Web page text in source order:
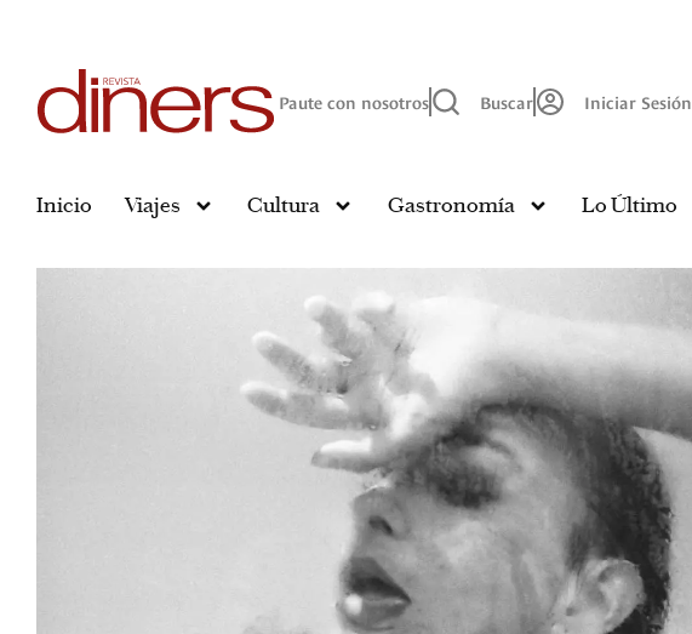
Paute con nosotros Buscar Iniciar Sesión
Inicio Viajes Cultura Gastronomía Lo Último